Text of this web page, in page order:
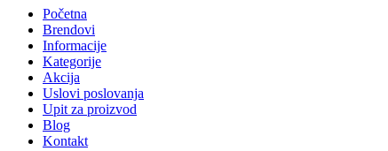
Početna
Brendovi
Informacije
Kategorije
Akcija
Uslovi poslovanja
Upit za proizvod
Blog
Kontakt